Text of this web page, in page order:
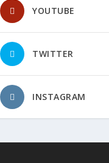
YOUTUBE
TWITTER
INSTAGRAM